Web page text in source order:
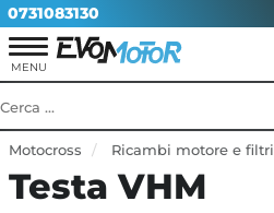
0731083130
Motocross Ricambi motore e filtri
Testa VHM